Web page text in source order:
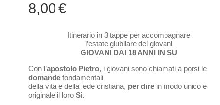
8,00€
Itinerario in 3 tappe per accompagnare
l’estate giubilare dei giovani
GIOVANI DAI 18 ANNI IN SU
Con l’apostolo Pietro, i giovani sono chiamati a porsi le
domandefondamentali
della vita e della fede cristiana, per direin modo unico e
originale il loro Sì.